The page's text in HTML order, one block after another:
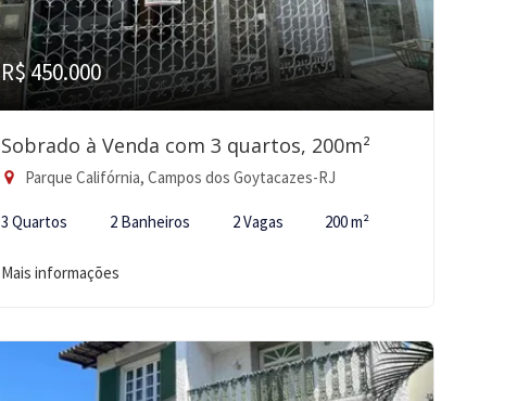
R$ 450.000
Sobrado à Venda com 3 quartos, 200m²
Parque Califórnia, Campos dos Goytacazes-RJ
3 Quartos 2 Banheiros 2 Vagas 200 m²
Mais informações